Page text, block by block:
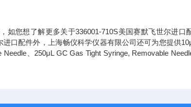
如您想了解更多关于336001-710S美国赛默飞世尔进口
口配件外，上海畅仪科学仪器有限公司还可为您提供
、250μL GC Gas Tight Syringe, Removable